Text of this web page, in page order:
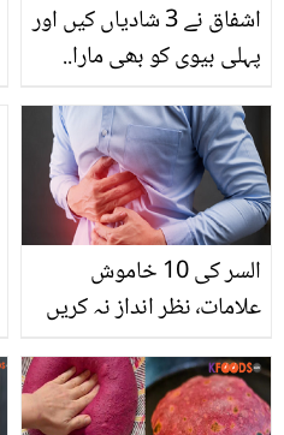
اشفاق نے 3 شادیاں کیں اور
پہلی بیوی کو بھی مارا..
رابعہ انعم پھٹ پڑیں
السر کی 10 خاموش
علامات٬ نظر انداز نہ کریں